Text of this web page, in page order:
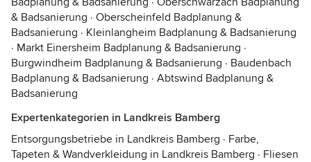
& Badsanierung · Oberscheinfeld Badplanung &
Badsanierung · Kleinlangheim Badplanung & Badsanierung
· Markt Einersheim Badplanung & Badsanierung ·
Burgwindheim Badplanung & Badsanierung · Baudenbach
Badplanung & Badsanierung · Abtswind Badplanung &
Badsanierung
Expertenkategorien in Landkreis Bamberg
Entsorgungsbetriebe in Landkreis Bamberg · Farbe,
Tapeten & Wandverkleidung in Landkreis Bamberg · Fliesen